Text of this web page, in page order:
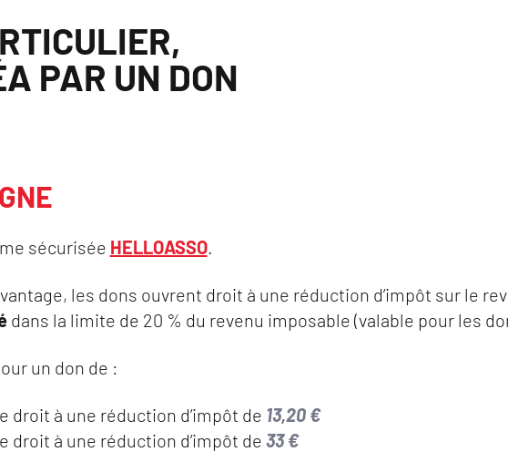
PAR UN DON
sécurisée HELLOASSO.
les dons ouvrent droit à une réduction d’impôt sur le
dans la limite de 20 % du revenu imposable (valable pour les
un don de :
droit à une réduction d’impôt de 13,20 €
droit à une réduction d’impôt de 33 €